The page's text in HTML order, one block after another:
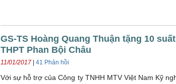
GS-TS Hoàng Quang Thuận tặng 10
THPT Phan Bội Châu
11/01/2017 41 Phản hồi
Với sự hỗ trợ của Công ty TNHH MTV Việt Nam Kỹ